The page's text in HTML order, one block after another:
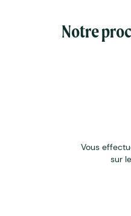
Notre
Vous
sur